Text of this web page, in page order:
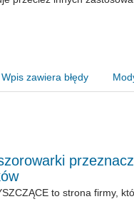
Wpis zawiera błędy
to strona firmy,